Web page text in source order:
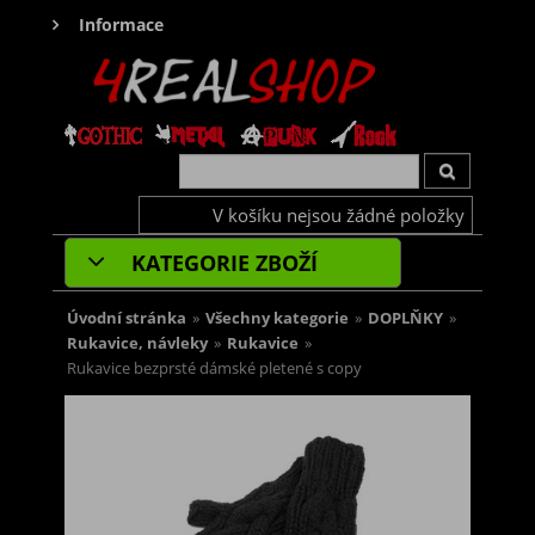
Informace
V košíku nejsou žádné položky
KATEGORIE ZBOŽÍ
Úvodní stránka » Všechny kategorie » DOPLŇKY »
Rukavice, návleky » Rukavice »
Rukavice bezprsté dámské pletené s copy